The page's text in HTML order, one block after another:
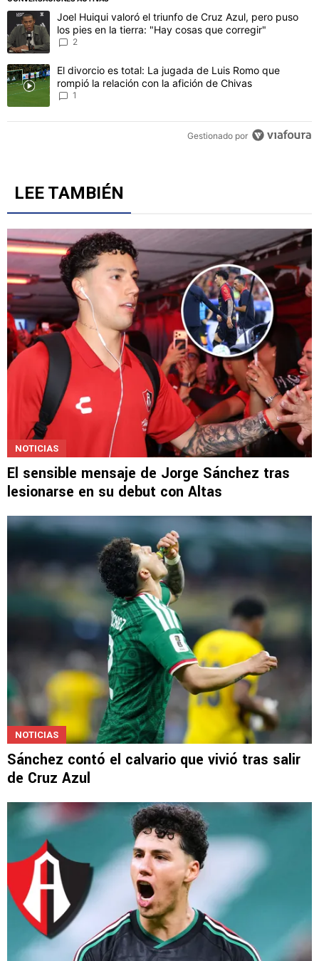
CONVERSACIONES ACTIVAS
Este listado muestra los artículos con más comentarios en los
Un artículo de tendencia con el título "Joel Huiqui valoró el triunfo
Joel Huiqui valoró el triunfo de Cruz Azul, pero puso
los pies en la tierra: "Hay cosas que corregir"
Un artículo de tendencia con el título "El divorcio es total: La
El divorcio es total: La jugada de Luis Romo que
LEE TAMBIÉN
El sensible mensaje de Jorge Sánchez tras
lesionarse en su debut con Altas
Sánchez contó el calvario que vivió tras salir
de Cruz Azul